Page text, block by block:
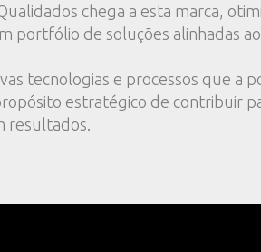
chega a esta marca,
portfólio de soluções alinhadas
tecnologias e processos que a
estratégico de contribuir
resultados.